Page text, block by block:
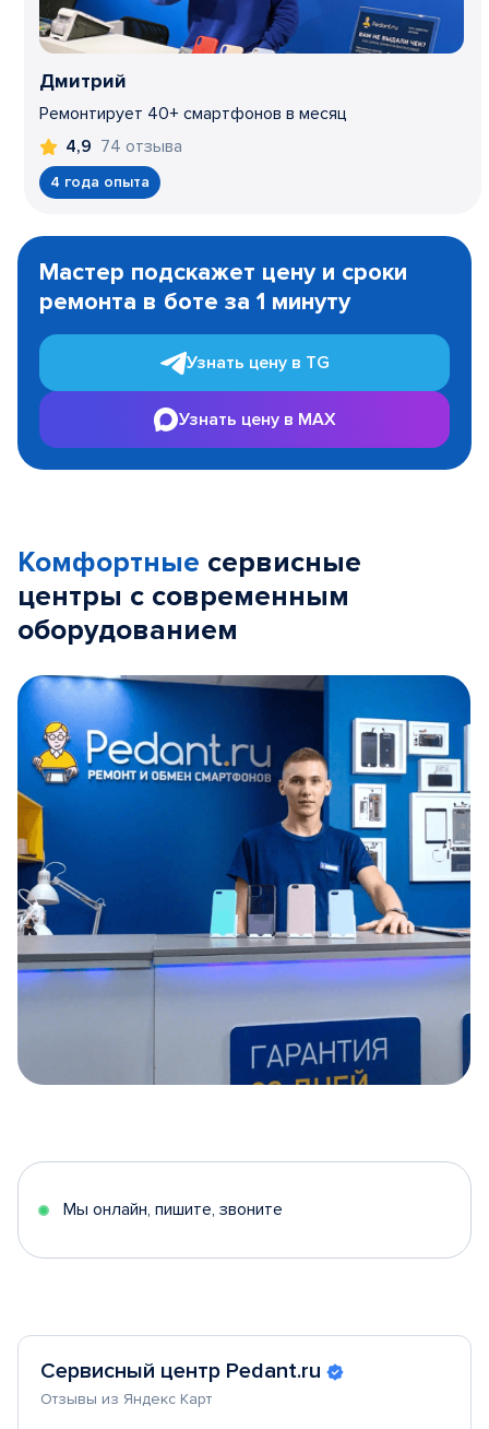
Дмитрий
Ремонтирует 40+ смартфонов в месяц
4,9 74 отзыва
4 года опыта
1
Мастер подскажет цену и сроки
ремонта в боте за 1 минуту
Узнать цену в TG
Узнать цену в MAX
Комфортные сервисные
центры с современным
оборудованием
5
Мы онлайн, пишите, звоните
Сервисный центр Pedant.ru
Отзывы из Яндекс Карт